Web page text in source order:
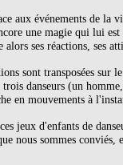
aux événements de la
une magie qui lui
ses réactions, ses
sont transposées sur
danseurs (un
en mouvements à
jeux d'enfants de
nous sommes